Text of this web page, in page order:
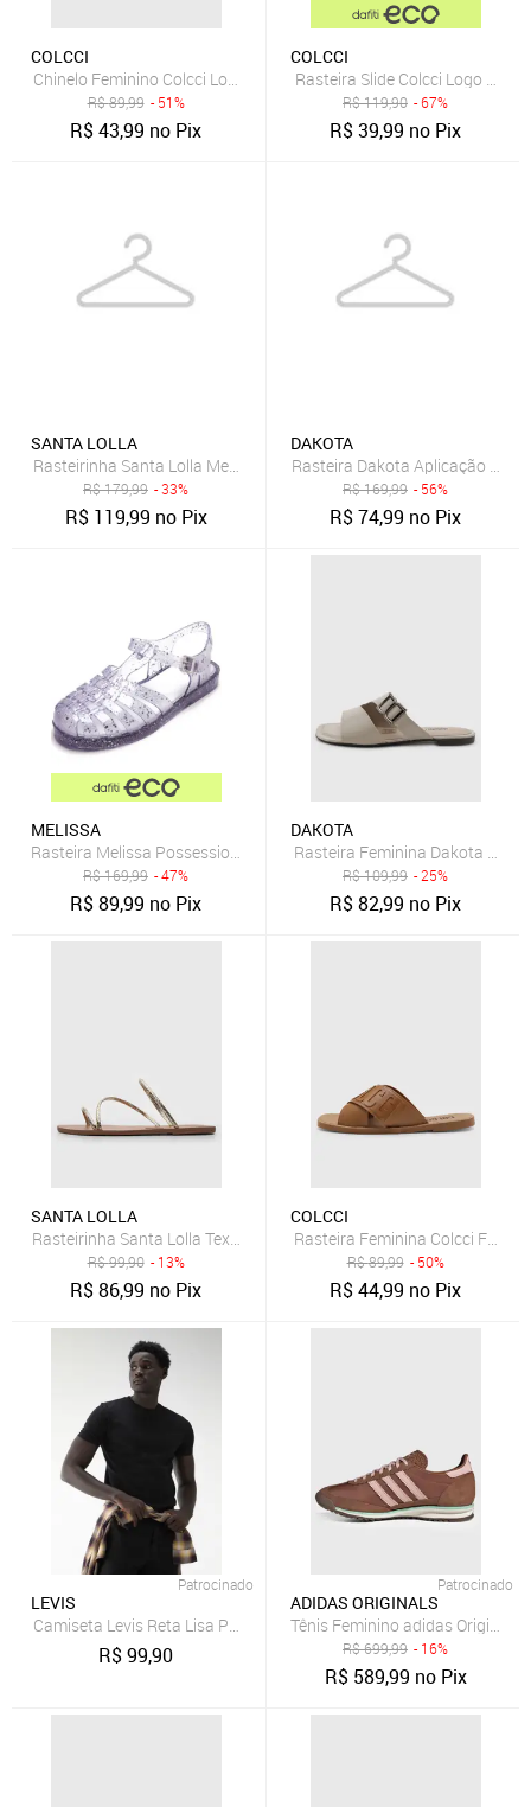
COLCCI
Chinelo Feminino Colcci Logo Metalizado Preto
R$89,99 - 51%
R$43,99 no Pix
COLCCI
Rasteira Slide Colcci Logo Preta
R$119,90 - 67%
R$39,99 no Pix
SANTA LOLLA
Rasteirinha Santa Lolla Metalizada Amarração Dourada
R$179,99 - 33%
R$ 119,99 no Pix
DAKOTA
Rasteira Dakota Aplicação Coral
R$169,99 - 56%
R$74,99 no Pix
MELISSA
Rasteira Melissa Possession Branca
R$169,99 - 47%
R$89,99 no Pix
DAKOTA
Rasteira Feminina Dakota
R$109,99 - 25%
R$82,99 no Pix
SANTA LOLLA
Rasteirinha Santa Lolla Texturizada Dourada
R$99,90 - 13%
R$86,99 no Pix
COLCCI
Rasteira Feminina Colcci Faixa
R$89,99 - 50%
R$44,99 no Pix
Patrocinado
LEVIS
Camiseta Levis Reta Lisa Preta
R$99,90
Patrocinado
ADIDAS ORIGINALS
Tênis Feminino adidas Originals
R$699,99 - 16%
R$ 589,99 no Pix